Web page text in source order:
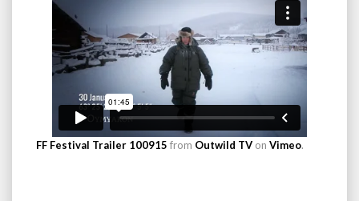
FF Festival Trailer 100915 from Outwild TV on Vimeo.